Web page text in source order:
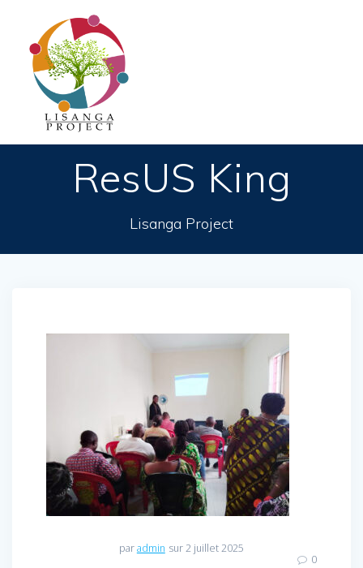
ResUS King
Lisanga Project
paradmin sur 2 juillet 2025
0